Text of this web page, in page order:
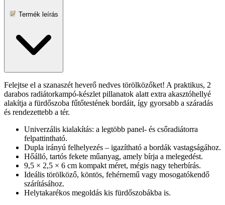
Termék leírás
Felejtse el a szanaszét heverő nedves törölközőket! A praktikus, 2
darabos radiátorkampó-készlet pillanatok alatt extra akasztóhellyé
alakítja a fürdőszoba fűtőtestének bordáit, így gyorsabb a száradás
és rendezettebb a tér.
Univerzális kialakítás: a legtöbb panel- és csőradiátorra
felpattintható.
Dupla irányú felhelyezés – igazítható a bordák vastagságához.
Hőálló, tartós fekete műanyag, amely bírja a melegedést.
9,5 × 2,5 × 6 cm kompakt méret, mégis nagy teherbírás.
Ideális törölköző, köntös, fehérnemű vagy mosogatókendő
szárításához.
Helytakarékos megoldás kis fürdőszobákba is.